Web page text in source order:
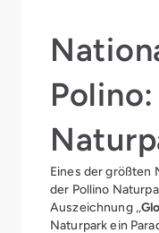
Eines der größten
der Pollino
Auszeichnung ,,
Naturpark ein